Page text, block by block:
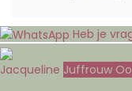
Heb je
Jacqueline Juffrouw